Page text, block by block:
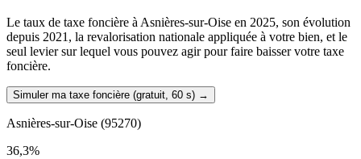
Le taux de taxe foncière à Asnières-sur-Oise en 2025, son évolution
depuis 2021, la revalorisation nationale appliquée à votre bien, et le
seul levier sur lequel vous pouvez agir pour faire baisser votre taxe
foncière.
Simuler ma taxe foncière (gratuit, 60 s) →
Asnières-sur-Oise (95270)
36,3%